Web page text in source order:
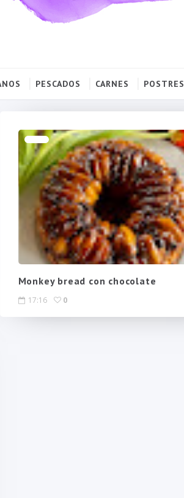
PESCADOS CARNES POSTRES
Monkey bread con chocolate
17:16 0